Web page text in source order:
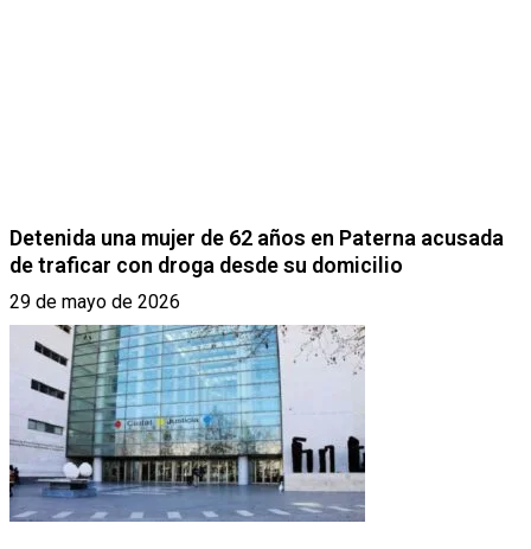
Detenida una mujer de 62 años en Paterna acusada
de traficar con droga desde su domicilio
29 de mayo de 2026